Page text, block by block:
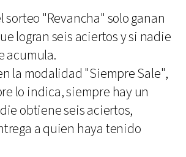
sorteo "Revancha" solo ganan
logran seis aciertos y si nadie
acumula.
la modalidad "Siempre Sale",
lo indica, siempre hay un
obtiene seis aciertos,
a quien haya tenido